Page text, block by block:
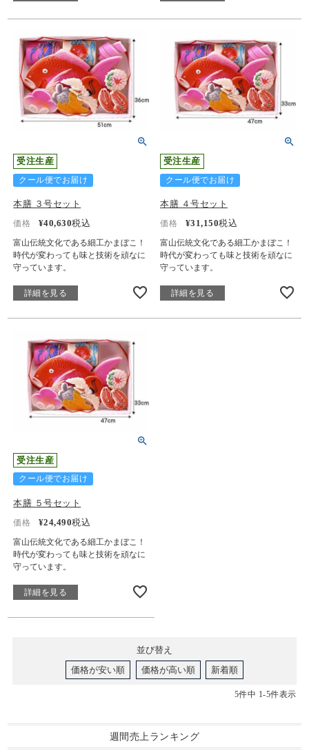
受注生産
クール便でお届け
本膳 ３号セット
価格 ¥40,630税込
富山伝統文化である細工かまぼこ！
時代が変わっても味と技術を頑なに
守っています。
詳細を見る
受注生産
クール便でお届け
本膳 ４号セット
価格 ¥31,150税込
富山伝統文化である細工かまぼこ！
時代が変わっても味と技術を頑なに
守っています。
詳細を見る
受注生産
クール便でお届け
本膳 ５号セット
価格 ¥24,490税込
富山伝統文化である細工かまぼこ！
時代が変わっても味と技術を頑なに
守っています。
詳細を見る
並び替え
価格が安い順
価格が高い順 新着順
5件中 1-5件表示
週間売上ランキング